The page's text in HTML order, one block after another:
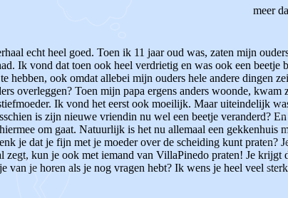
meer
echt heel goed. Toen ik 11 jaar oud was, zaten mijn
Ik vond dat toen ook heel verdrietig en was ook een beetje
hebben, ook omdat allebei mijn ouders hele andere dingen
overleggen? Toen mijn papa ergens anders woonde, kwam
Ik vond het eerst ook moeilijk. Maar uiteindelijk
is zijn nieuwe vriendin nu wel een beetje veranderd?
om gaat. Natuurlijk is het nu allemaal een gekkenhuis
je dat je fijn met je moeder over de scheiding kunt praten?
kun je ook met iemand van VillaPinedo praten! Je krijgt
van je horen als je nog vragen hebt? Ik wens je heel veel